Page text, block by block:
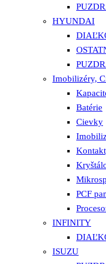
HYUNDAI
Imobilizéry,
Batérie
Cievky
PCF
INFINITY
ISUZU